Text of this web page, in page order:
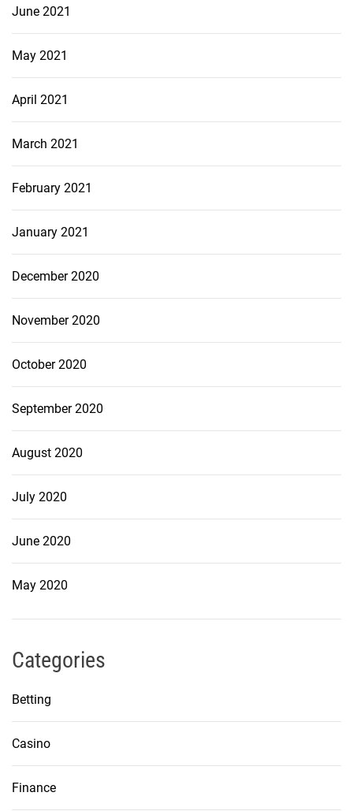
June 2021
May 2021
April 2021
March 2021
February 2021
January 2021
December 2020
November 2020
October 2020
September 2020
August 2020
July 2020
June 2020
May 2020
Categories
Betting
Casino
Finance